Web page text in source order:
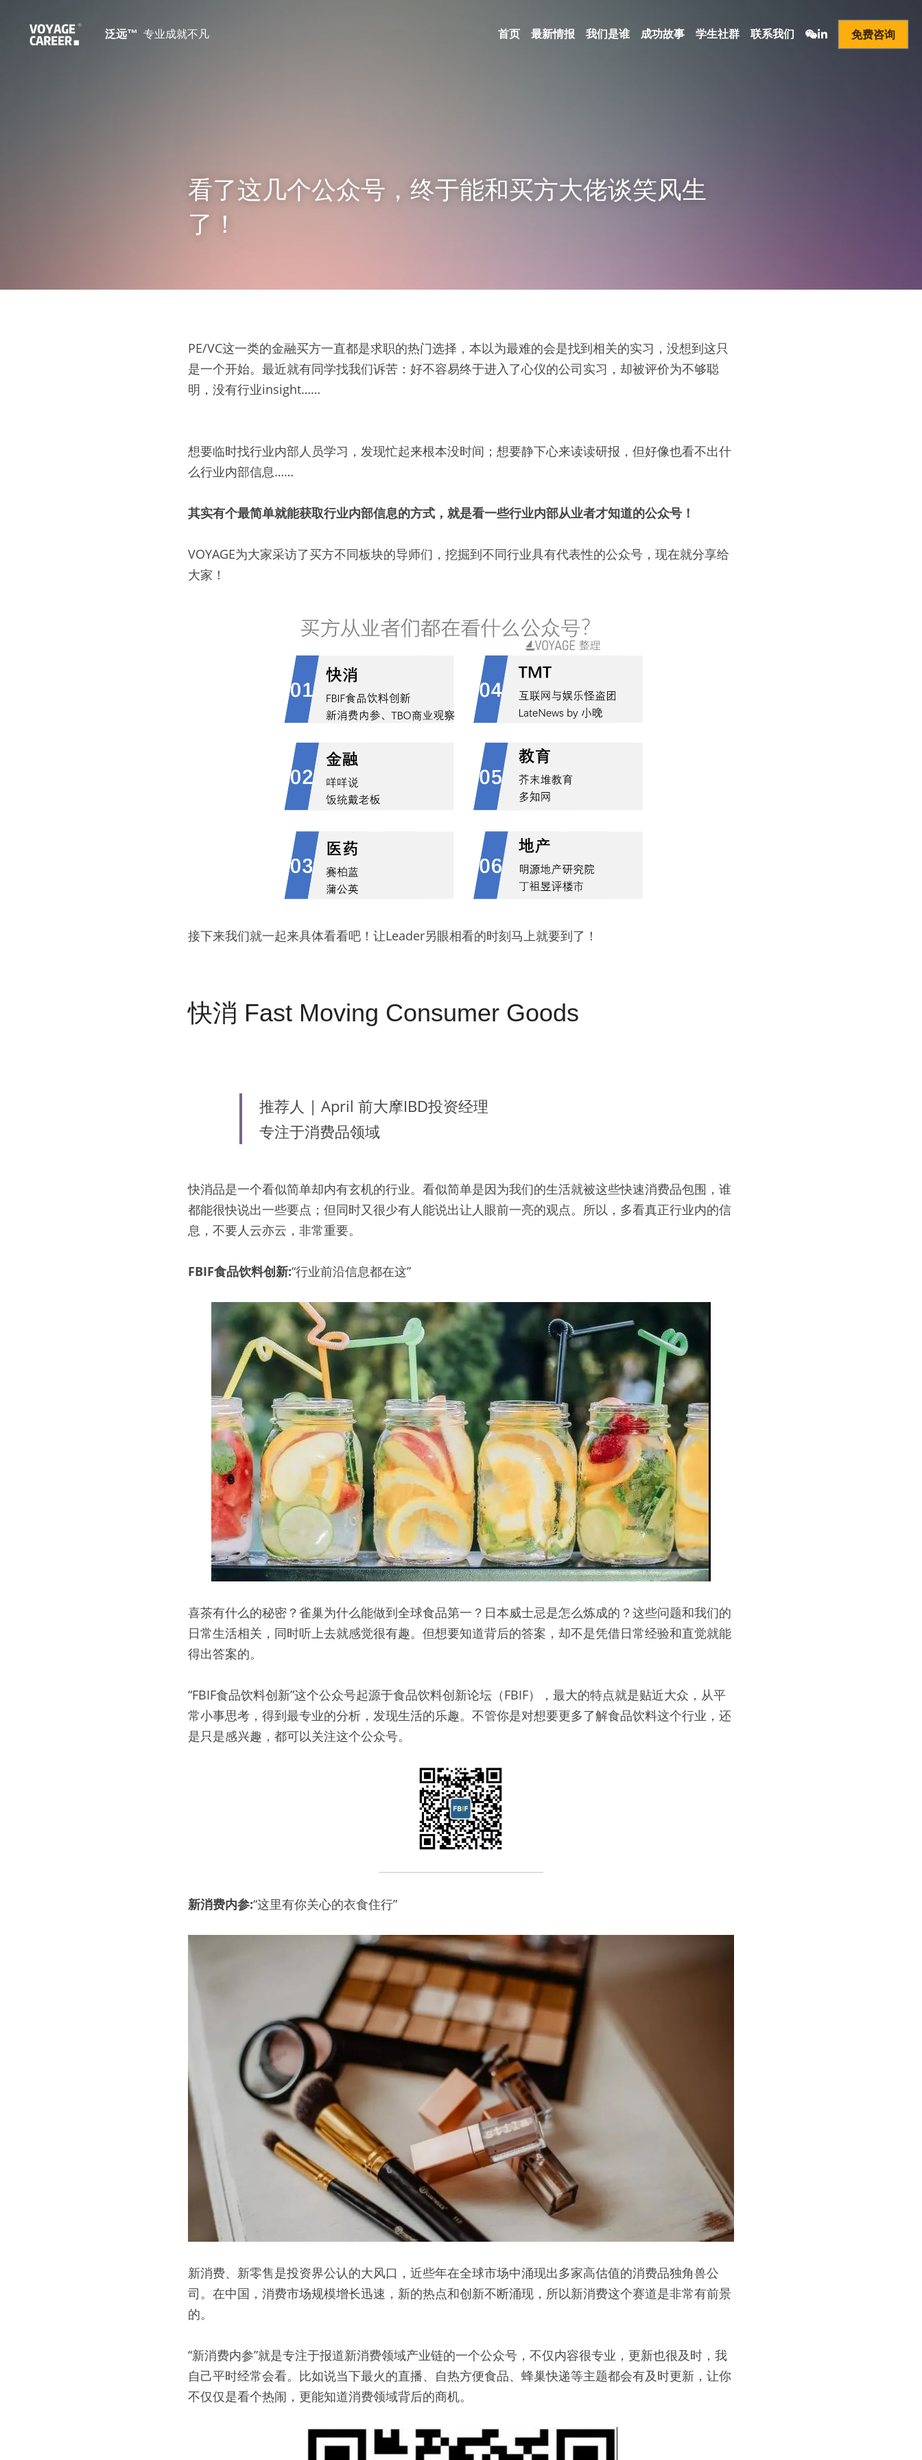
泛远™ 专业成就不凡 首页 最新情报 我们是谁 成功故事 学生社群 联系我们 免费咨询
看了这几个公众号，终于能和买方大佬谈笑风生
了！
PE/VC这一类的金融买方一直都是求职的热门选择，本以为最难的会是找到相关的实习，没想到这只
是一个开始。最近就有同学找我们诉苦：好不容易终于进入了心仪的公司实习，却被评价为不够聪
明，没有行业insight……
想要临时找行业内部人员学习，发现忙起来根本没时间；想要静下心来读读研报，但好像也看不出什
么行业内部信息……
其实有个最简单就能获取行业内部信息的方式，就是看一些行业内部从业者才知道的公众号！
VOYAGE为大家采访了买方不同板块的导师们，挖掘到不同行业具有代表性的公众号，现在就分享给
大家！
接下来我们就一起来具体看看吧！让Leader另眼相看的时刻马上就要到了！
快消 Fast Moving Consumer Goods
推荐人 | April 前大摩IBD投资经理
专注于消费品领域
快消品是一个看似简单却内有玄机的行业。看似简单是因为我们的生活就被这些快速消费品包围，谁
都能很快说出一些要点；但同时又很少有人能说出让人眼前一亮的观点。所以，多看真正行业内的信
息，不要人云亦云，非常重要。
FBIF食品饮料创新:“行业前沿信息都在这”
喜茶有什么的秘密？雀巢为什么能做到全球食品第一？日本威士忌是怎么炼成的？这些问题和我们的
日常生活相关，同时听上去就感觉很有趣。但想要知道背后的答案，却不是凭借日常经验和直觉就能
得出答案的。
“FBIF食品饮料创新”这个公众号起源于食品饮料创新论坛（FBIF），最大的特点就是贴近大众，从平
常小事思考，得到最专业的分析，发现生活的乐趣。不管你是对想要更多了解食品饮料这个行业，还
是只是感兴趣，都可以关注这个公众号。
新消费内参:“这里有你关心的衣食住行”
新消费、新零售是投资界公认的大风口，近些年在全球市场中涌现出多家高估值的消费品独角兽公
司。在中国，消费市场规模增长迅速，新的热点和创新不断涌现，所以新消费这个赛道是非常有前景
的。
“新消费内参”就是专注于报道新消费领域产业链的一个公众号，不仅内容很专业，更新也很及时，我
自己平时经常会看。比如说当下最火的直播、自热方便食品、蜂巢快递等主题都会有及时更新，让你
不仅仅是看个热闹，更能知道消费领域背后的商机。